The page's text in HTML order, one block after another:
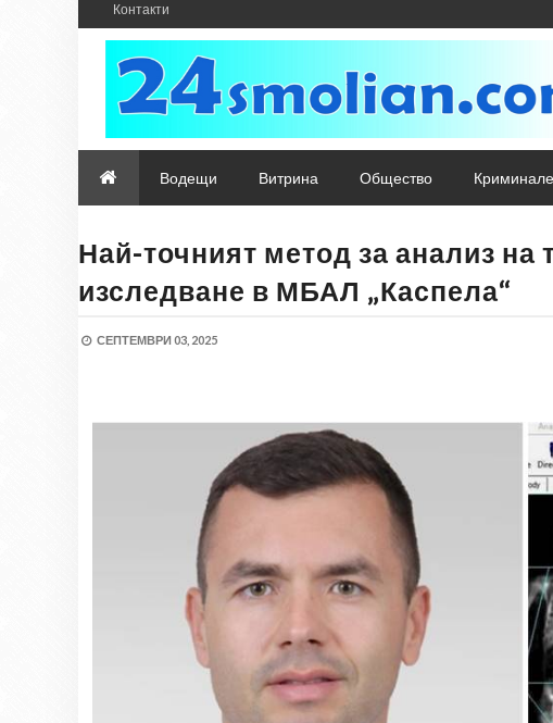
Контакти
Водещи Витрина Общество Криминале
Най-точният метод за анализ на
изследване в МБАЛ „Каспела“
СЕПТЕМВРИ 03, 2025